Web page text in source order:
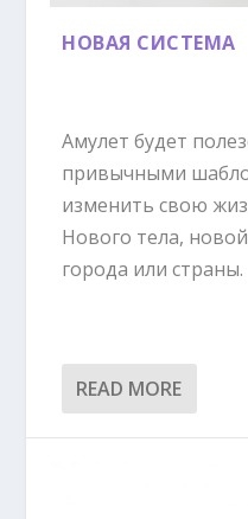
НОВАЯ СИСТЕМА
Амулет будет
привычными
изменить свою
Нового тела,
города или страны.
READ MORE